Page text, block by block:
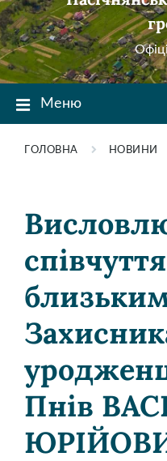
Меню
ГОЛОВНА НОВИНИ
Пнів